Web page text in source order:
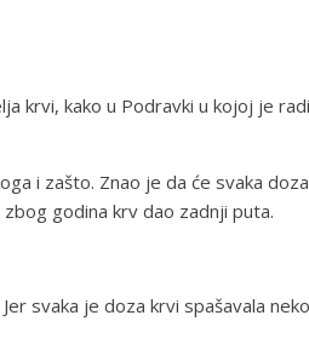
krvi, kako u Podravki u kojoj je
i zašto. Znao je da će svaka
godina krv dao zadnji puta.
svaka je doza krvi spašavala